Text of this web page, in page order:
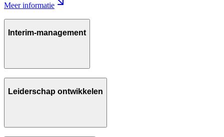
Meer informatie
Interim-management
Leiderschap ontwikkelen